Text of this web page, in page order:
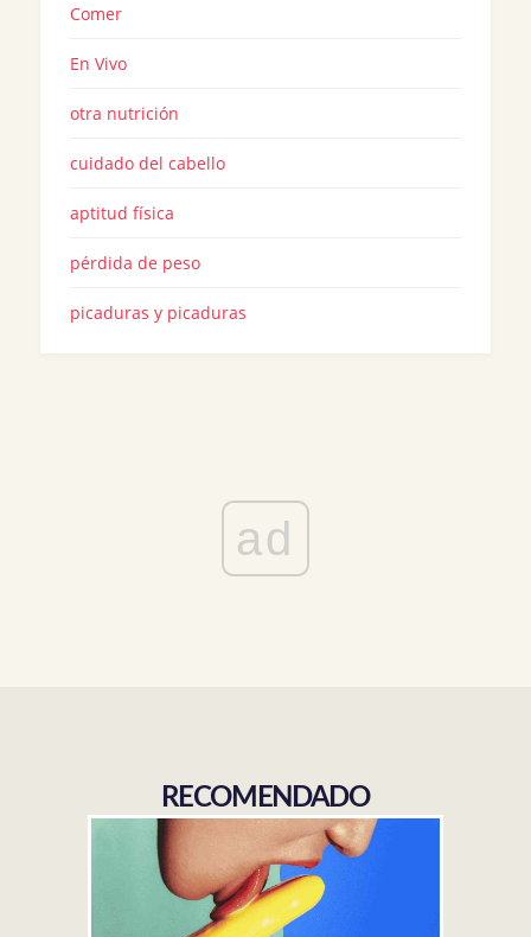
Comer
En Vivo
otra nutrición
cuidado del cabello
aptitud física
pérdida de peso
picaduras y picaduras
ad
RECOMENDADO